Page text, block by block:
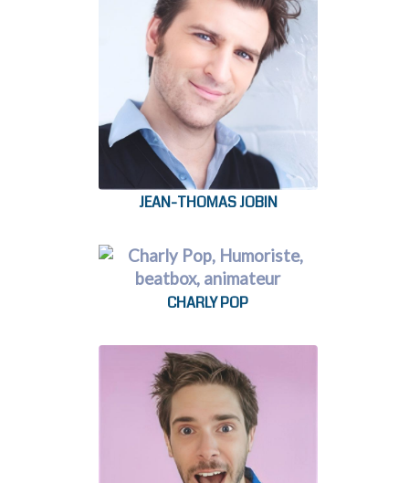
JEAN-THOMAS JOBIN
CHARLY POP